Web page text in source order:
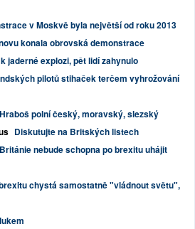
v Moskvě byla největší od roku 2013
konala obrovská demonstrace
jaderné explozi, pět lidí zahynulo
pilotů stihaček terčem vyhrožování
Hraboš polní český, moravský, slezský
Diskutujte na Britských listech
nebude schopna po brexitu uhájit
chystá samostatně "vládnout světu",